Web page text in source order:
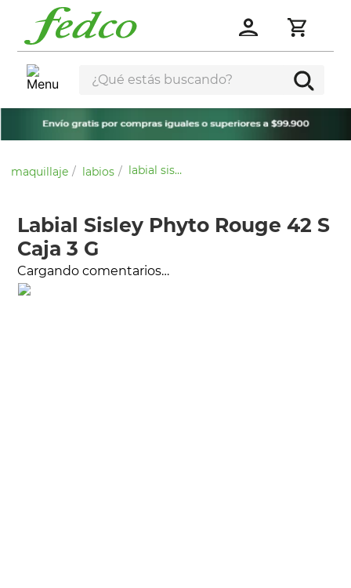
¿Qué estás buscando?
maquillaje labios labial sisley phyto rouge 42 s caja 3 g
Labial Sisley Phyto Rouge 42 S
Caja 3 G
Cargando comentarios…